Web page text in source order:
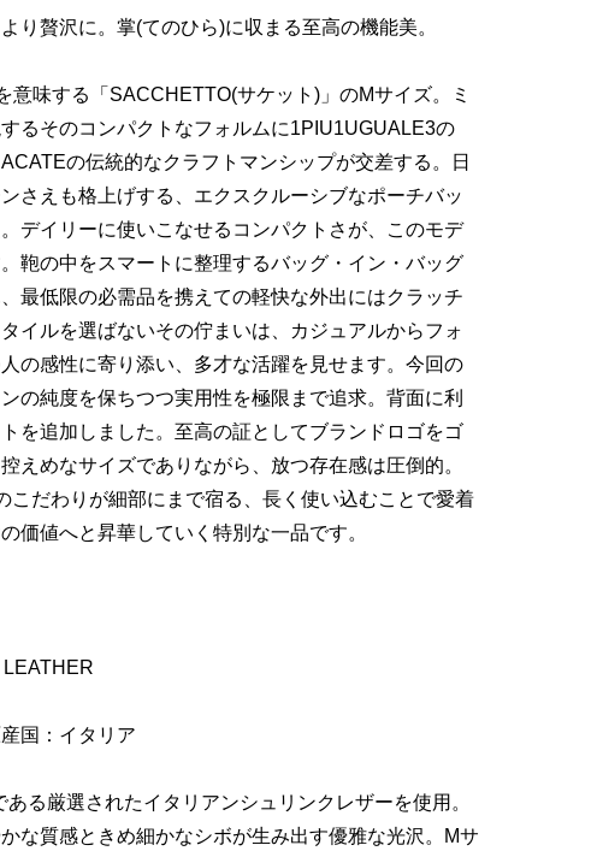
り贅沢に。掌(てのひら)に収まる至高の機能美。
意味する「SACCHETTO(サケット)」のMサイズ。ミ
るそのコンパクトなフォルムに1PIU1UGUALE3の
ACATEの伝統的なクラフトマンシップが交差する。日
さえも格上げする、エクスクルーシブなポーチバッ
デイリーに使いこなせるコンパクトさが、このモデ
鞄の中をスマートに整理するバッグ・イン・バッグ
最低限の必需品を携えての軽快な外出にはクラッチ
イルを選ばないその佇まいは、カジュアルからフォ
の感性に寄り添い、多才な活躍を見せます。今回の
の純度を保ちつつ実用性を極限まで追求。背面に利
を追加しました。至高の証としてブランドロゴをゴ
えめなサイズでありながら、放つ存在感は圧倒的。
こだわりが細部にまで宿る、長く使い込むことで愛着
価値へと昇華していく特別な一品です。
LEATHER
国：イタリア
る厳選されたイタリアンシュリンクレザーを使用。
な質感ときめ細かなシボが生み出す優雅な光沢。Mサ